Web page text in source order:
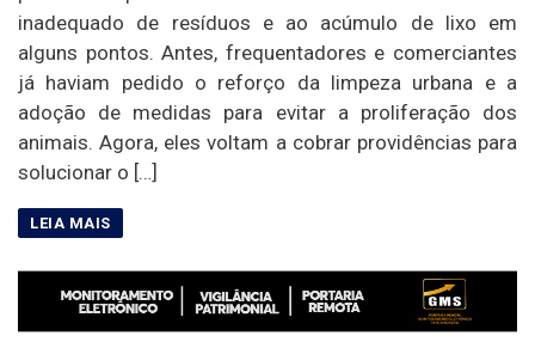
inadequado de resíduos e ao acúmulo de lixo em
alguns pontos. Antes, frequentadores e comerciantes
já haviam pedido o reforço da limpeza urbana e a
adoção de medidas para evitar a proliferação dos
animais. Agora, eles voltam a cobrar providências para
solucionar o […]